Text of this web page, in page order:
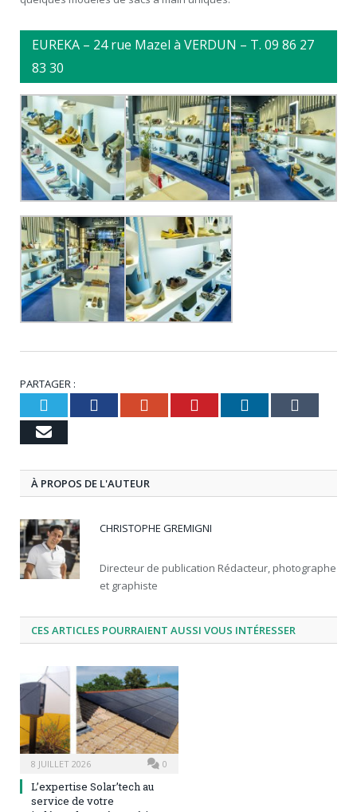
EUREKA – 24 rue Mazel à VERDUN – T. 09 86 27
83 30
PARTAGER :
TwitterFacebookGoogle+Pinterest
LinkedIn
Email
À PROPOS DE L'AUTEUR
CHRISTOPHE GREMIGNI
Directeur de publication Rédacteur, photographe
et graphiste
CES ARTICLES POURRAIENT AUSSI VOUS INTÉRESSER
8 JUILLET 2026 0
L’expertise Solar’tech au
service de votre